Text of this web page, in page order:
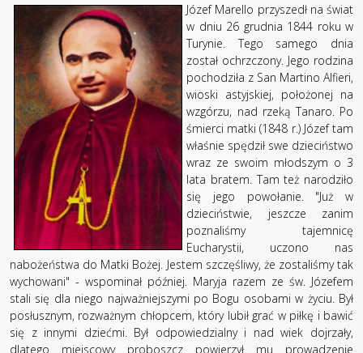
Józef Marello przyszedł na świat
w dniu 26 grudnia 1844 roku w
Turynie. Tego samego dnia
został ochrzczony. Jego rodzina
pochodziła z San Martino Alfieri,
wioski astyjskiej, położonej na
wzgórzu, nad rzeką Tanaro. Po
śmierci matki (1848 r.) Józef tam
właśnie spędził swe dzieciństwo
wraz ze swoim młodszym o 3
lata bratem. Tam też narodziło
się jego powołanie. "Już w
dzieciństwie, jeszcze zanim
poznaliśmy tajemnicę
Eucharystii, uczono nas
nabożeństwa do Matki Bożej. Jestem szczęśliwy, że zostaliśmy tak
wychowani" - wspominał później. Maryja razem ze św. Józefem
stali się dla niego najważniejszymi po Bogu osobami w życiu. Był
posłusznym, rozważnym chłopcem, który lubił grać w piłkę i bawić
się z innymi dziećmi. Był odpowiedzialny i nad wiek dojrzały,
dlatego miejscowy proboszcz powierzył mu prowadzenie